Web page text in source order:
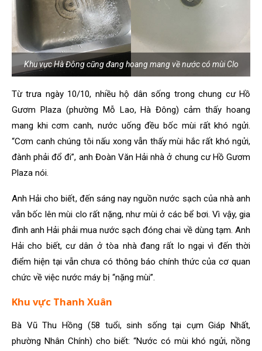
Khu vực Hà Đông cũng đang hoang mang về nước có mùi Clo
Từ trưa ngày 10/10, nhiều hộ dân sống trong chung cư Hồ
Gươm Plaza (phường Mỗ Lao, Hà Đông) cảm thấy hoang
mang khi cơm canh, nước uống đều bốc mùi rất khó ngửi.
“Cơm canh chúng tôi nấu xong vẫn thấy mùi hắc rất khó ngửi,
đành phải đổ đi”, anh Đoàn Văn Hải nhà ở chung cư Hồ Gươm
Plaza nói.
Anh Hải cho biết, đến sáng nay nguồn nước sạch của nhà anh
vẫn bốc lên mùi clo rất nặng, như mùi ở các bể bơi. Vì vậy, gia
đình anh Hải phải mua nước sạch đóng chai về dùng tạm. Anh
Hải cho biết, cư dân ở tòa nhà đang rất lo ngại vì đến thời
điểm hiện tại vẫn chưa có thông báo chính thức của cơ quan
chức về việc nước máy bị “nặng mùi”.
Khu vực Thanh Xuân
Bà Vũ Thu Hồng (58 tuổi, sinh sống tại cụm Giáp Nhất,
phường Nhân Chính) cho biết: “Nước có mùi khó ngửi, nồng